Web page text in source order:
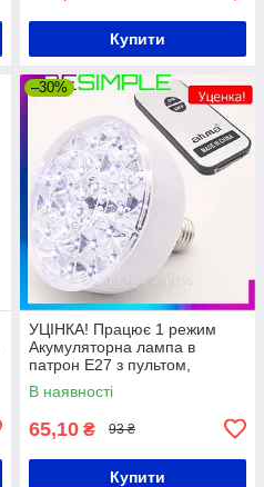
Купити
–30%
УЦІНКА! Працює 1 режим
Акумуляторна лампа в
патрон E27 з пультом,
31LED, AHMA AH-04 / Лампа
на акумуляторі / Ліхтар
В наявності
65,10 ₴ 93 ₴
Купити